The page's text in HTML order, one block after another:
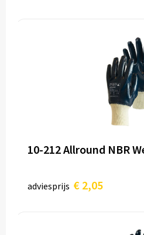
10-212 Allround NBR
adviesprijs € 2,05